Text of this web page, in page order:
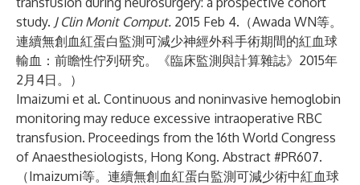
study. J Clin Monit Comput. 2015 Feb 4.（Awada WN等。
連續無創血紅蛋白監測可減少神經外科手術期間的紅血球
輸血：前瞻性佇列研究。《臨床監測與計算雜誌》2015年
2月4日。）
Imaizumi et al. Continuous and noninvasive hemoglobin
monitoring may reduce excessive intraoperative RBC
transfusion. Proceedings from the 16th World Congress
of Anaesthesiologists, Hong Kong. Abstract #PR607.
（Imaizumi等。連續無創血紅蛋白監測可減少術中紅血球